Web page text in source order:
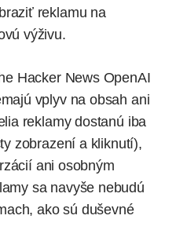
reklamu na
výživu.
Hacker News OpenAI
vplyv na obsah ani
reklamy dostanú iba
zobrazení a kliknutí),
ani osobným
sa navyše nebudú
ako sú duševné